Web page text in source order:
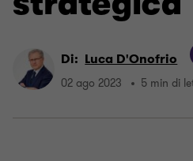
Di: Luca D'Onofrio
02 ago 2023 5 min di